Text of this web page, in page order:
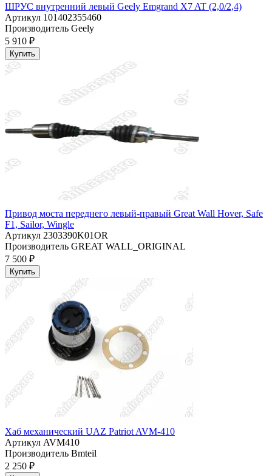
ШРУС внутренний левый Geely Emgrand X7 AT (2,0/2,4)
Артикул 101402355460
Производитель Geely
5 910 ₽
Купить
Привод моста переднего левый-правый Great Wall Hover, Safe
F1, Sailor, Wingle
Артикул 2303390K01OR
Производитель GREAT WALL_ORIGINAL
7 500 ₽
Купить
Хаб механический UAZ Patriot AVM-410
Артикул AVM410
Производитель Bmteil
2 250 ₽